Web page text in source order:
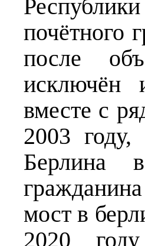
почётного
после
исключён
вместе с
2003 году,
Берлина
мост в
2020